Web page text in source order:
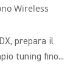
Wireless
prepara il
tuning fino...